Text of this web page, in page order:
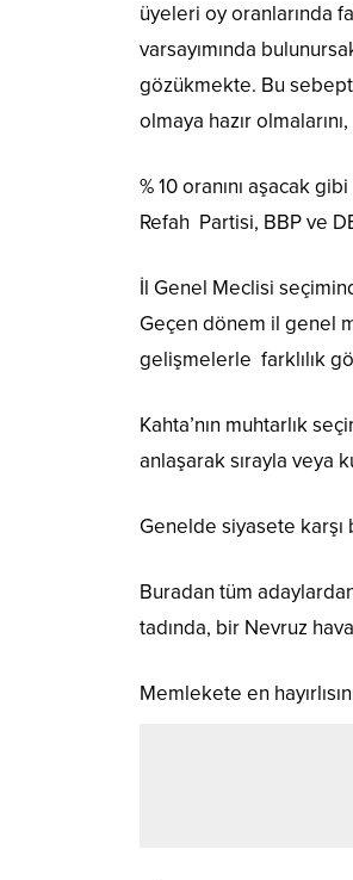
üyeleri oy oranlarında
varsayımında
gözükmekte. Bu
olmaya hazır
% 10 oranını aşacak
Refah Partisi, BBP ve
İl Genel Meclisi
Geçen dönem il genel
gelişmelerle farklılık
Kahta’nın muhtarlık
anlaşarak sırayla veya
Genelde siyasete
Buradan tüm
tadında, bir Nevruz
Memlekete en